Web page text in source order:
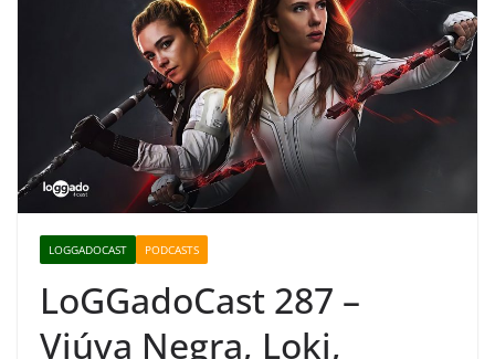
LOGGADOCAST PODCASTS
LoGGadoCast 287 –
Viúva Negra, Loki,